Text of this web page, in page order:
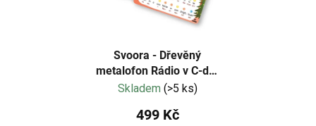
Svoora - Dřevěný
metalofon Rádio v C-dur
(8 tónů)
Skladem (>5 ks)
499 Kč